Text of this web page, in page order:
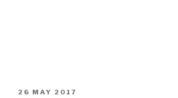
POSTED
26 MAY 2017